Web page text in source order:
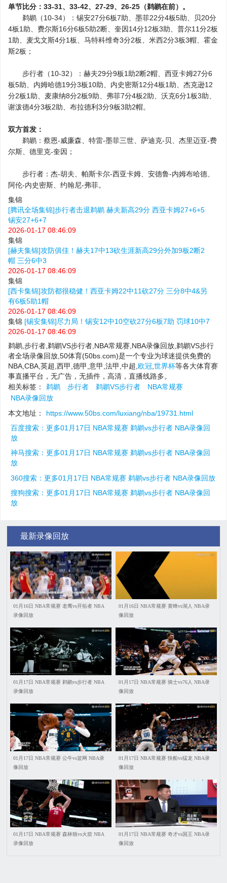
单节比分：33-31、33-42、27-29、26-25（鹈鹕在前）。
鹈鹕（10-34）：锡安27分6板7助、墨菲22分4板5助、贝20分
4板1助、费尔斯16分6板5助2断、奎因14分12板3助、普尔11分2板
1助、麦戈文斯4分1板、马特科维奇3分2板、米西2分3板3帽、霍金
斯2板；
步行者（10-32）：赫夫29分9板1助2断2帽、西亚卡姆27分6
板5助、内姆哈德19分3板10助、内史密斯12分4板1助、杰克逊12
分2板1助、麦康纳8分2板9助、弗菲7分4板2助、沃克6分1板3助、
谢泼德4分3板2助、布拉德利3分9板3助2帽。
双方首发：
鹈鹕：蔡恩-威廉森、特雷-墨菲三世、萨迪克-贝、杰里迈亚-费
尔斯、德里克-奎因；
步行者：杰-胡夫、帕斯卡尔-西亚卡姆、安德鲁-内姆布哈德、
阿伦-内史密斯、约翰尼-弗菲。
集锦
[腾讯全场集锦]步行者击退鹈鹕 赫夫新高29分 西亚卡姆27+6+5
锡安27+6+7
2026-01-17 08:46:09
集锦
[赫夫集锦]攻防俱佳！赫夫17中13砍生涯新高29分外加9板2断2
帽 三分6中3
2026-01-17 08:46:09
集锦
[西卡集锦]攻防都很稳健！西亚卡姆22中11砍27分 三分8中4&另
有6板5助1帽
2026-01-17 08:46:09
集锦 [锡安集锦]尽力局！锡安12中10空砍27分6板7助 罚球10中7
2026-01-17 08:46:09
鹈鹕,步行者,鹈鹕VS步行者,NBA常规赛,NBA录像回放,鹈鹕VS步行
者全场录像回放,50体育(50bs.com)是一个专业为球迷提供免费的
NBA,CBA,英超,西甲,德甲,意甲,法甲,中超, 欧冠 世界杯等各大体育赛
事直播平台，无广告，无插件，高清，直播线路多。
相关标签：
鹈鹕 步行者 鹈鹕VS步行者
NBA常规赛
NBA录像回放
本文地址：
https://www.50bs.com/luxiang/nba/19731.html
百度搜索：更多01月17日 NBA常规赛 鹈鹕vs步行者 NBA录像回
放
神马搜索：更多01月17日 NBA常规赛 鹈鹕vs步行者 NBA录像回
放
360搜索：更多01月17日 NBA常规赛 鹈鹕vs步行者 NBA录像回放
搜狗搜索：更多01月17日 NBA常规赛 鹈鹕vs步行者 NBA录像回
放
最新录像回放
01月16日 NBA常规赛 老鹰vs开拓者 NBA
录像回放
01月16日 NBA常规赛 黄蜂vs湖人 NBA录
像回放
01月17日 NBA常规赛 鹈鹕vs步行者 NBA
录像回放
01月17日 NBA常规赛 骑士vs76人 NBA录
像回放
01月17日 NBA常规赛 公牛vs篮网 NBA录
像回放
01月17日 NBA常规赛 快船vs猛龙 NBA录
像回放
01月17日 NBA常规赛 森林狼vs火箭 NBA
录像回放
01月17日 NBA常规赛 奇才vs国王 NBA录
像回放